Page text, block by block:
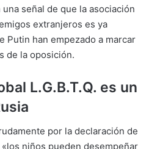
señal de que la asociación
extranjeros es ya
Putin han empezado a marcar
de la oposición.
L.G.B.T.Q. es un
por la declaración de
niños pueden desempeñar